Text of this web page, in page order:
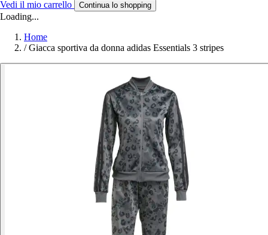
Vedi il mio carrello Continua lo shopping
Loading...
Home
/ Giacca sportiva da donna adidas Essentials 3 stripes